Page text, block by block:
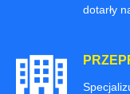
dotarły